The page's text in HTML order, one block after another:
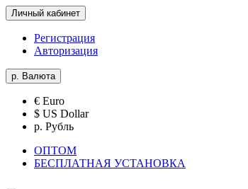
Личный кабинет
Регистрация
Авторизация
р. Валюта
€ Euro
$ US Dollar
р. Рубль
ОПТОМ
БЕСПЛАТНАЯ УСТАНОВКА